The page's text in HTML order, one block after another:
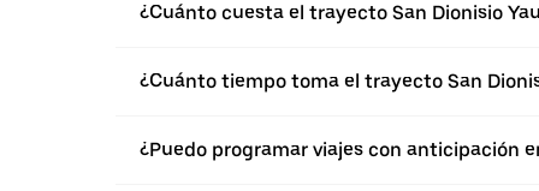
¿Cuánto cuesta el trayecto San Dionisio
¿Cuánto tiempo toma el trayecto San
¿Puedo programar viajes con anticipación